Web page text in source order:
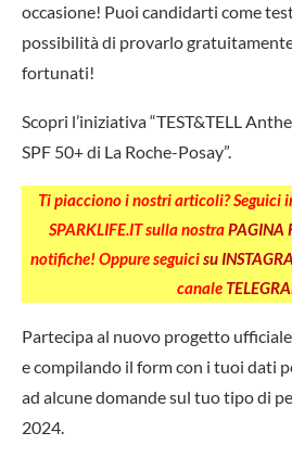
occasione! Puoi candidarti come
possibilità di provarlo
fortunati!
Scopri l’iniziativa “TEST&TELL
SPF 50+ di La Roche-Posay”.
Ti piacciono i nostri articoli? Seguici
SPARKLIFE.IT sulla nostraPAGINA
notifiche! Oppure seguicisu
canale
Partecipa al nuovo progetto
e compilando il form con i tuoi dati
ad alcune domande sul tuo tipo di
2024.